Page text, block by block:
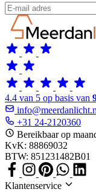
4.4 van 5 op basis van
+31 24-2120360
Bereikbaar op
KvK: 88869032
BTW: 851231482B01
Klantenservice